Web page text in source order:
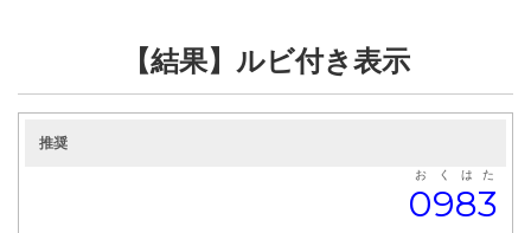
【結果】ルビ付き表示
推奨
0
お
9
く
8
は
3
た